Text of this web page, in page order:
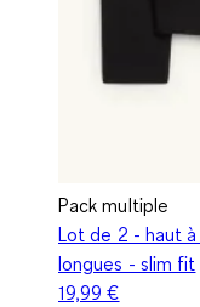
Pack multiple
Lot de 2 - haut à
longues - slim fit
19,99 €